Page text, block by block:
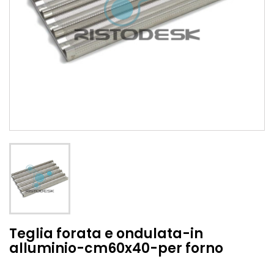
Teglia forata e ondulata-in
alluminio-cm60x40-per forno